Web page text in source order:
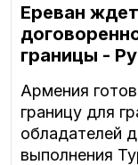
Ереван
границы -
Армения
границу для
обладателей
выполнения